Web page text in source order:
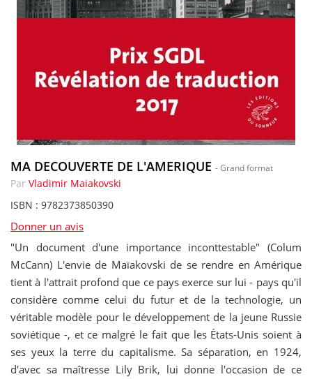
MA DECOUVERTE DE L'AMERIQUE - Grand format
Par Vladimir Maiakovski
ISBN : 9782373850390
Donner un avis
"Un document d'une importance inconttestable" (Colum
McCann) L'envie de Maïakovski de se rendre en Amérique
tient à l'attrait profond que ce pays exerce sur lui - pays qu'il
considère comme celui du futur et de la technologie, un
véritable modèle pour le développement de la jeune Russie
soviétique -, et ce malgré le fait que les États-Unis soient à
ses yeux la terre du capitalisme. Sa séparation, en 1924,
d'avec sa maîtresse Lily Brik, lui donne l'occasion de ce